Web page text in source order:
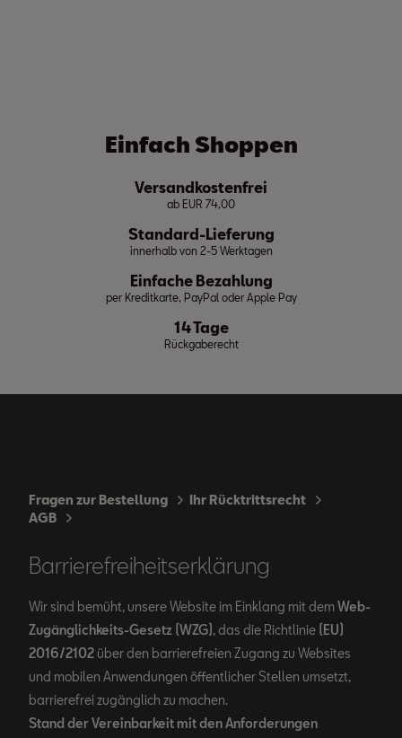
Einfach Shoppen
Versandkostenfrei
ab EUR 74,00
Standard-Lieferung
innerhalb von 2-5 Werktagen
Einfache Bezahlung
per Kreditkarte, PayPal oder Apple Pay
14 Tage
Rückgaberecht
Fragen zur Bestellung
Ihr Rücktrittsrecht
AGB
Barrierefreiheitserklärung
Wir sind bemüht, unsere Website im Einklang mit dem Web-
Zugänglichkeits-Gesetz (WZG) , das die Richtlinie (EU)
2016/2102 über den barrierefreien Zugang zu Websites
und mobilen Anwendungen öffentlicher Stellen umsetzt,
barrierefrei zugänglich zu machen.
Stand der Vereinbarkeit mit den Anforderungen